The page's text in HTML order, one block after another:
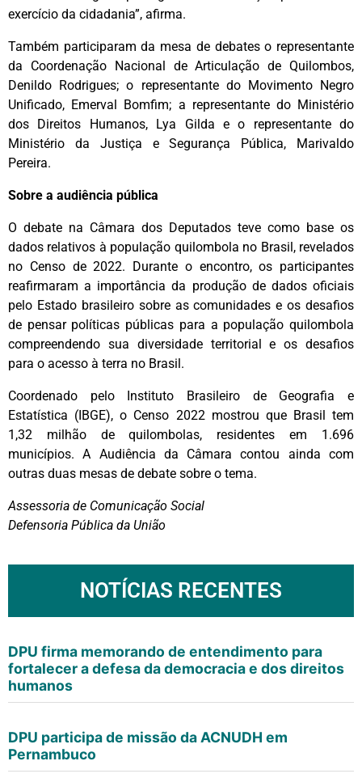
exercício da cidadania”, afirma.
Também participaram da mesa de debates o representante
da Coordenação Nacional de Articulação de Quilombos,
Denildo Rodrigues; o representante do Movimento Negro
Unificado, Emerval Bomfim; a representante do Ministério
dos Direitos Humanos, Lya Gilda e o representante do
Ministério da Justiça e Segurança Pública, Marivaldo
Pereira.
Sobre a audiência pública
O debate na Câmara dos Deputados teve como base os
dados relativos à população quilombola no Brasil, revelados
no Censo de 2022. Durante o encontro, os participantes
reafirmaram a importância da produção de dados oficiais
pelo Estado brasileiro sobre as comunidades e os desafios
de pensar políticas públicas para a população quilombola
compreendendo sua diversidade territorial e os desafios
para o acesso à terra no Brasil.
Coordenado pelo Instituto Brasileiro de Geografia e
Estatística (IBGE), o Censo 2022 mostrou que Brasil tem
1,32 milhão de quilombolas, residentes em 1.696
municípios. A Audiência da Câmara contou ainda com
outras duas mesas de debate sobre o tema.
Assessoria de Comunicação Social
Defensoria Pública da União
NOTÍCIAS RECENTES
DPU firma memorando de entendimento para
fortalecer a defesa da democracia e dos direitos
humanos
DPU participa de missão da ACNUDH em
Pernambuco